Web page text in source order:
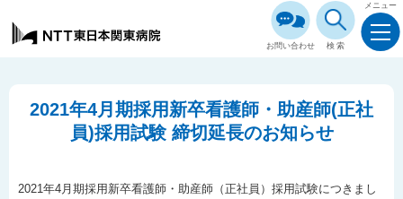
お問い合わせ 検索
メニュー
2021年4月期採用新卒看護師・助産師(正社
員)採用試験 締切延長のお知らせ
2021年4月期採用新卒看護師・助産師（正社員）採用試験につきまし